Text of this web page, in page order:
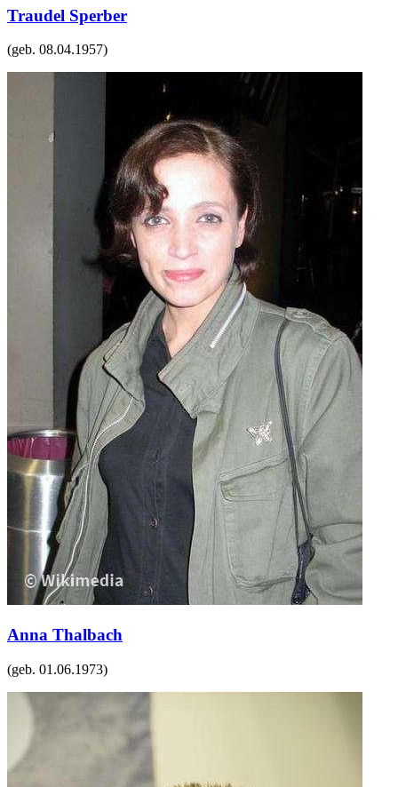
Traudel Sperber
(geb. 08.04.1957)
Anna Thalbach
(geb. 01.06.1973)